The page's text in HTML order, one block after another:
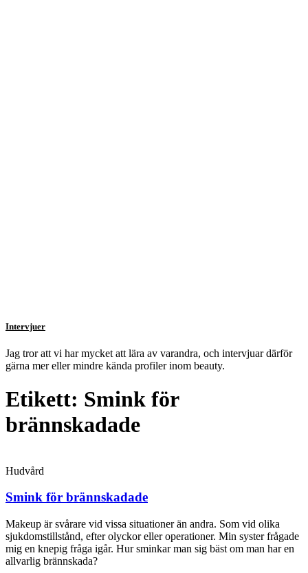
Intervjuer
Jag tror att vi har mycket att lära av varandra, och intervjuar därför
gärna mer eller mindre kända profiler inom beauty.
Etikett: Smink för
brännskadade
Hudvård
Smink för brännskadade
Makeup är svårare vid vissa situationer än andra. Som vid olika
sjukdomstillstånd, efter olyckor eller operationer. Min syster frågade
mig en knepig fråga igår. Hur sminkar man sig bäst om man har en
allvarlig brännskada?